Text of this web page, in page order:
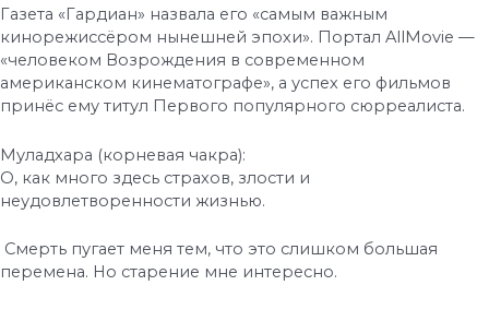
Газета «Гардиан» назвала его «самым важным
кинорежиссёром нынешней эпохи». Портал AllMovie —
«человеком Возрождения в современном
американском кинематографе», а успех его фильмов
принёс ему титул Первого популярного сюрреалиста.
Муладхара (корневая чакра):
О, как много здесь страхов, злости и
неудовлетворенности жизнью.
Смерть пугает меня тем, что это слишком большая
перемена. Но старение мне интересно.